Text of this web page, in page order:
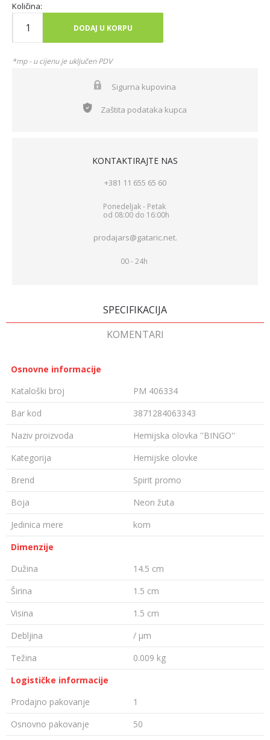
Količina:
DODAJ U KORPU
*mp - u cijenu je uključen PDV
Sigurna kupovina
Zaštita podataka kupca
KONTAKTIRAJTE NAS
+381 11 655 65 60
Ponedeljak - Petak
od 08:00 do 16:00h
prodajars@gataric.net.
00 - 24h
SPECIFIKACIJA
KOMENTARI
Osnovne informacije
Kataloški broj
PM 406334
Bar kod
3871284063343
Naziv proizvoda
Hemijska olovka ''BINGO''
Kategorija
Hemijske olovke
Brend
Spirit promo
Boja
Neon žuta
Jedinica mere
kom
Dimenzije
Dužina
14.5 cm
Širina
1.5 cm
Visina
1.5 cm
Debljina
/ µm
Težina
0.009 kg
Logističke informacije
Prodajno pakovanje
1
Osnovno pakovanje
50